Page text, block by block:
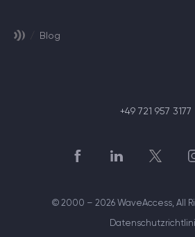
Blog
+49 721 957 3177
© 2000 – 2026 WaveAccess, All